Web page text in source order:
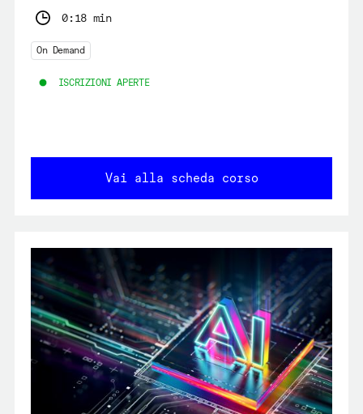
0:18 min
On Demand
ISCRIZIONI APERTE
Vai alla scheda corso